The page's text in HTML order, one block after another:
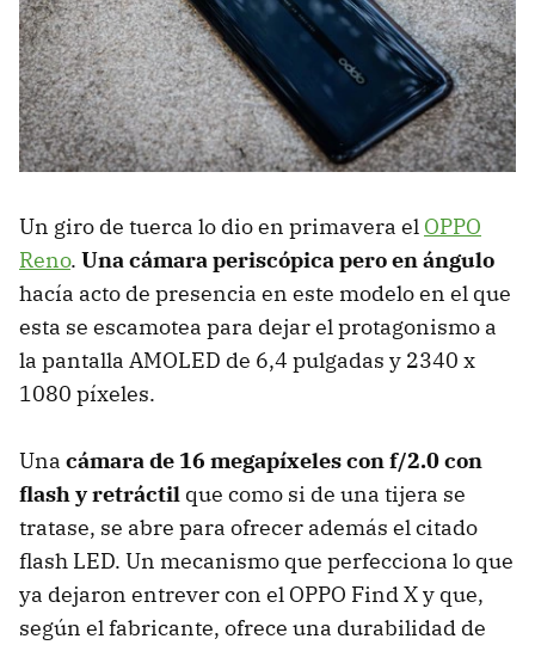
Un giro de tuerca lo dio en primavera el OPPO
Reno. Una cámara periscópica pero en ángulo
hacía acto de presencia en este modelo en el que
esta se escamotea para dejar el protagonismo a
la pantalla AMOLED de 6,4 pulgadas y 2340 x
1080 píxeles.
Una cámara de 16 megapíxeles con f/2.0 con
flash y retráctil que como si de una tijera se
tratase, se abre para ofrecer además el citado
flash LED. Un mecanismo que perfecciona lo que
ya dejaron entrever con el OPPO Find X y que,
según el fabricante, ofrece una durabilidad de